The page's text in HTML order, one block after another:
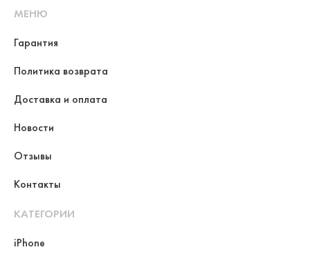
МЕНЮ
Гарантия
Политика возврата
Доставка и оплата
Новости
Отзывы
Контакты
КАТЕГОРИИ
iPhone